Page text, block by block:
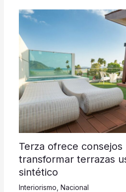
Terza ofrece consejos
transformar terrazas
sintético
Interiorismo Nacional